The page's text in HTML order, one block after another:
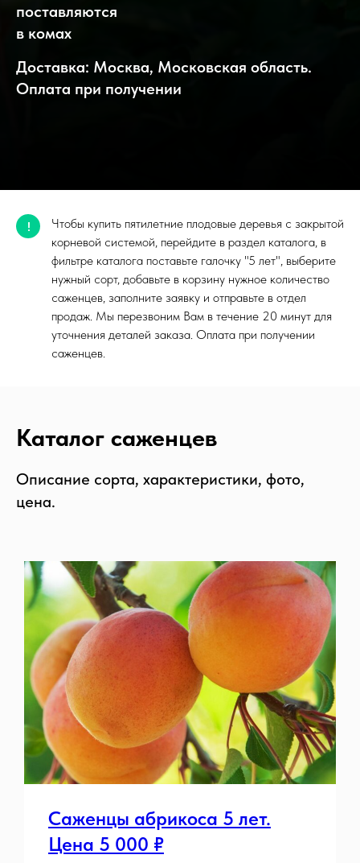
поставляются
в комах
Доставка: Москва, Московская область.
Оплата при получении
!
Чтобы купить пятилетние плодовые деревья с закрытой
корневой системой, перейдите в раздел каталога, в
фильтре каталога поставьте галочку "5 лет", выберите
нужный сорт, добавьте в корзину нужное количество
саженцев, заполните заявку и отправьте в отдел
продаж. Мы перезвоним Вам в течение 20 минут для
уточнения деталей заказа. Оплата при получении
саженцев.
Каталог саженцев
Описание сорта, характеристики, фото,
цена.
Саженцы абрикоса 5 лет.
Цена 5 000 ₽